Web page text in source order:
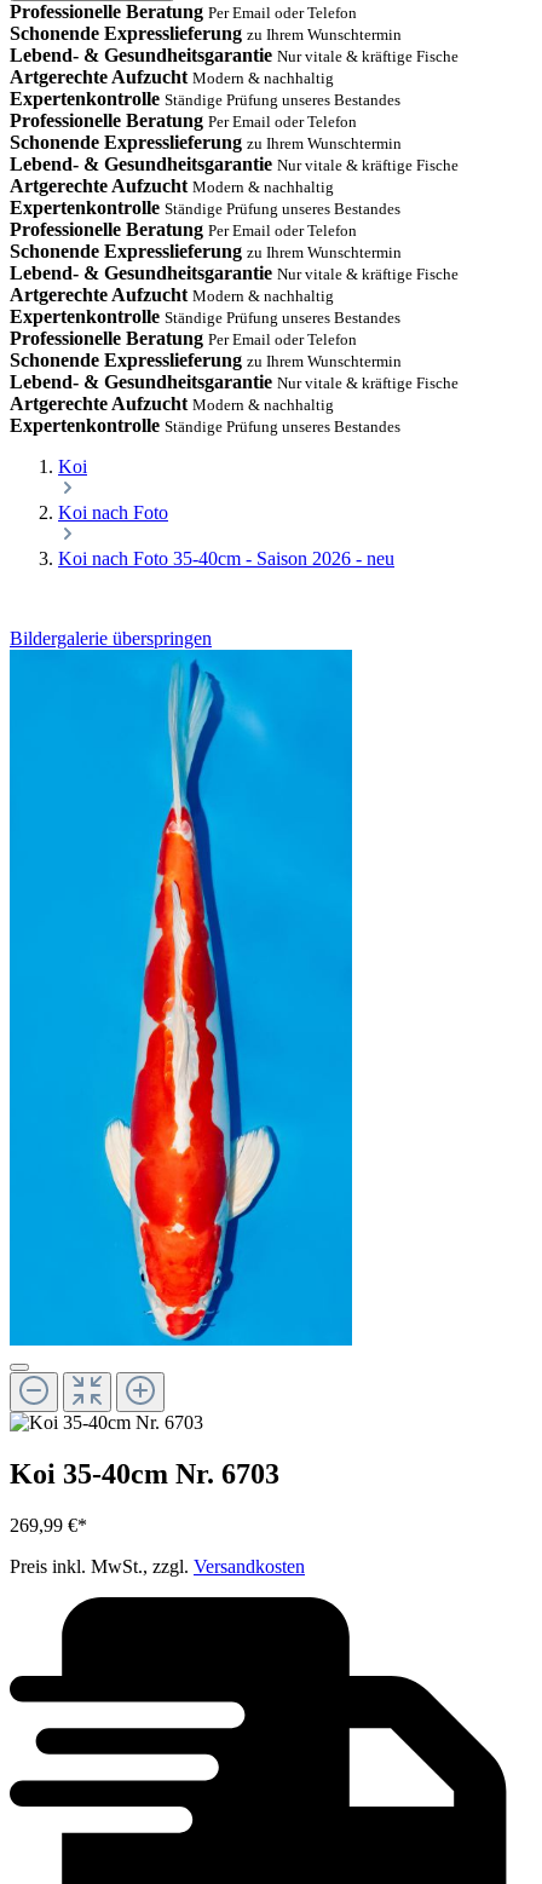
Professionelle Beratung Per Email oder Telefon
Schonende Expresslieferung zu Ihrem Wunschtermin
Lebend- & Gesundheitsgarantie Nur vitale & kräftige Fische
Artgerechte Aufzucht Modern & nachhaltig
Expertenkontrolle Ständige Prüfung unseres Bestandes
Professionelle Beratung Per Email oder Telefon
Schonende Expresslieferung zu Ihrem Wunschtermin
Lebend- & Gesundheitsgarantie Nur vitale & kräftige Fische
Artgerechte Aufzucht Modern & nachhaltig
Expertenkontrolle Ständige Prüfung unseres Bestandes
Professionelle Beratung Per Email oder Telefon
Schonende Expresslieferung zu Ihrem Wunschtermin
Lebend- & Gesundheitsgarantie Nur vitale & kräftige Fische
Artgerechte Aufzucht Modern & nachhaltig
Expertenkontrolle Ständige Prüfung unseres Bestandes
Professionelle Beratung Per Email oder Telefon
Schonende Expresslieferung zu Ihrem Wunschtermin
Lebend- & Gesundheitsgarantie Nur vitale & kräftige Fische
Artgerechte Aufzucht Modern & nachhaltig
Expertenkontrolle Ständige Prüfung unseres Bestandes
Koi
Koi nach Foto
Koi nach Foto 35-40cm - Saison 2026 - neu
Bildergalerie überspringen
Koi 35-40cm Nr. 6703
269,99 €*
Preis inkl. MwSt., zzgl. Versandkosten